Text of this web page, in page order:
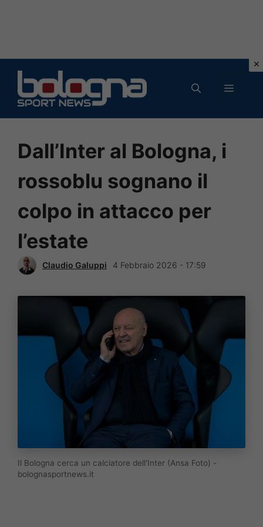
contenuto
MENU
Dall’Inter al Bologna, i
rossoblu sognano il
colpo in attacco per
l’estate
Claudio Galuppi 4 Febbraio 2026 - 17:59
Il Bologna cerca un calciatore dell'Inter (Ansa Foto) -
bolognasportnews.it